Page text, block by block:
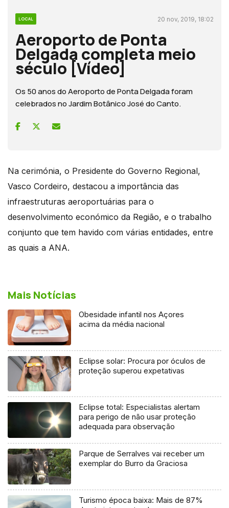
LOCAL 20 nov, 2019, 18:02
Aeroporto de Ponta
Delgada completa meio
século [Vídeo]
Os 50 anos do Aeroporto de Ponta Delgada foram
celebrados no Jardim Botânico José do Canto.
Na cerimónia, o Presidente do Governo Regional,
Vasco Cordeiro, destacou a importância das
infraestruturas aeroportuárias para o
desenvolvimento económico da Região, e o trabalho
conjunto que tem havido com várias entidades, entre
as quais a ANA.
Mais Notícias
Obesidade infantil nos Açores
acima da média nacional
Eclipse solar: Procura por óculos de
proteção superou expetativas
Eclipse total: Especialistas alertam
para perigo de não usar proteção
adequada para observação
Parque de Serralves vai receber um
exemplar do Burro da Graciosa
Turismo época baixa: Mais de 87%